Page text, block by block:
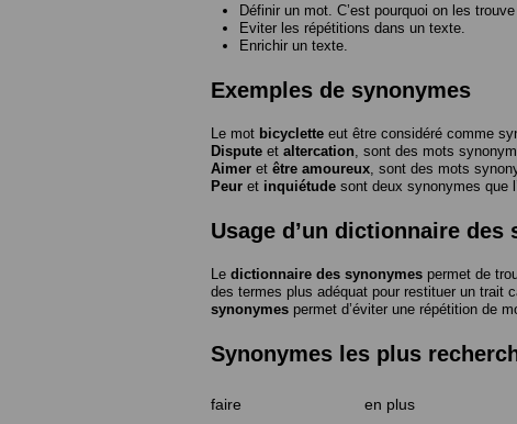
Définir un mot. C’est pourquoi on les
Eviter les répétitions dans un texte.
Enrichir un texte.
Exemples de synonymes
Le mot bicyclette eut être considéré comme
Dispute et altercation , sont des mots
Aimer et être amoureux , sont des mots
Peur et inquiétude sont deux synonymes que
Usage d’un dictionnaire des
Le dictionnaire des synonymes permet de
des termes plus adéquat pour restituer un trait
synonymes permet d’éviter une répétition de
Synonymes les plus
faire en plus